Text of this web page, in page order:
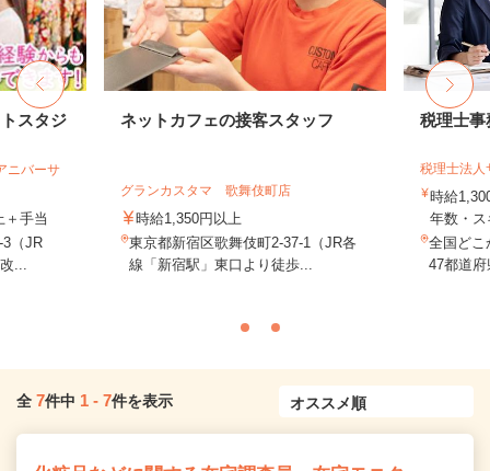
スタジ
ニバーサ
＋手当
3（JR
...
ネットカフェの接客スタッフ
グランカスタマ 歌舞伎町店
時給1,350円以上
東京都新宿区歌舞伎町2-37-1（JR各
線「新宿駅」東口より徒歩...
税理士事
税理士法人
時給
年数・
全国どこ
47都道
全 7件中 1 - 7件を表示